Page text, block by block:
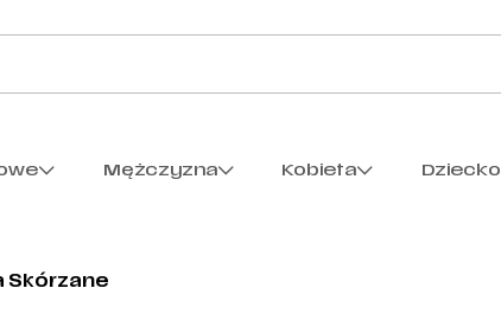
Mężczyzna Kobieta Dziecko
Skórzane